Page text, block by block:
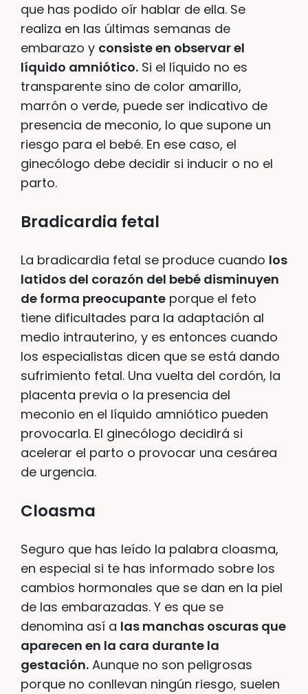
que has podido oír hablar de ella. Se
realiza en las últimas semanas de
embarazo y consiste en observar el
líquido amniótico. Si el líquido no es
transparente sino de color amarillo,
marrón o verde, puede ser indicativo de
presencia de meconio, lo que supone un
riesgo para el bebé. En ese caso, el
ginecólogo debe decidir si inducir o no el
parto.
Bradicardia fetal
La bradicardia fetal se produce cuando los
latidos del corazón del bebé disminuyen
de forma preocupante porque el feto
tiene dificultades para la adaptación al
medio intrauterino, y es entonces cuando
los especialistas dicen que se está dando
sufrimiento fetal. Una vuelta del cordón, la
placenta previa o la presencia del
meconio en el líquido amniótico pueden
provocarla. El ginecólogo decidirá si
acelerar el parto o provocar una cesárea
de urgencia.
Cloasma
Seguro que has leído la palabra cloasma,
en especial si te has informado sobre los
cambios hormonales que se dan en la piel
de las embarazadas. Y es que se
denomina así a las manchas oscuras que
aparecen en la cara durante la
gestación. Aunque no son peligrosas
porque no conllevan ningún riesgo, suelen